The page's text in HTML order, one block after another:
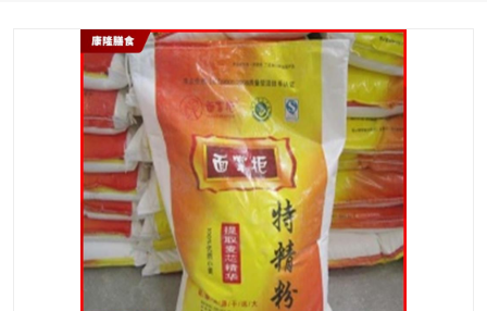
机关单位食堂承包 调味品配送
干货配送 副食配送
水果配送